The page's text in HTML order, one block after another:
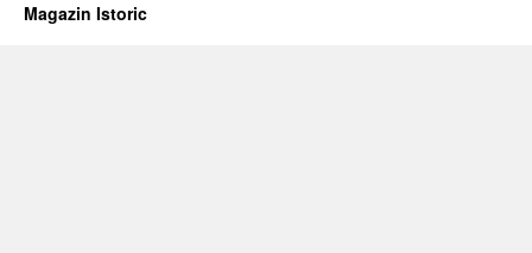
Magazin Istoric